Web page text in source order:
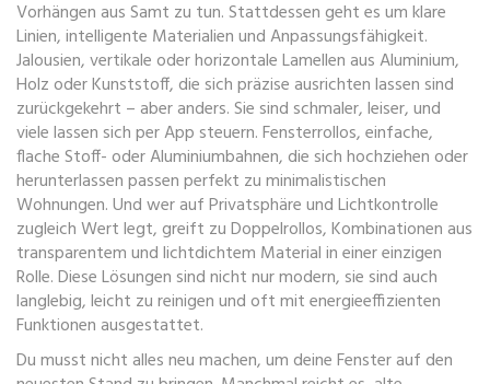
Vorhängen aus Samt zu tun. Stattdessen geht es um klare
Linien, intelligente Materialien und Anpassungsfähigkeit.
Jalousien,vertikale oder horizontale Lamellen aus Aluminium,
Holz oder Kunststoff, die sich präzise ausrichten lassen sind
zurückgekehrt – aber anders. Sie sind schmaler, leiser, und
viele lassen sich per App steuern.Fensterrollos,einfache,
flache Stoff- oder Aluminiumbahnen, die sich hochziehen oder
herunterlassenpassen perfekt zu minimalistischen
Wohnungen. Und wer auf Privatsphäre und Lichtkontrolle
zugleich Wert legt, greift zuDoppelrollos,Kombinationen aus
transparentem und lichtdichtem Material in einer einzigen
Rolle. Diese Lösungen sind nicht nur modern, sie sind auch
langlebig, leicht zu reinigen und oft mit energieeffizienten
Funktionen ausgestattet.
Du musst nicht alles neu machen, um deine Fenster auf den